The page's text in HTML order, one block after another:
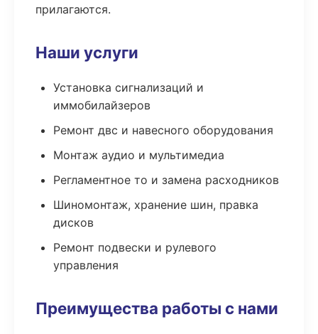
прилагаются.
Наши услуги
Установка сигнализаций и
иммобилайзеров
Ремонт двс и навесного оборудования
Монтаж аудио и мультимедиа
Регламентное то и замена расходников
Шиномонтаж, хранение шин, правка
дисков
Ремонт подвески и рулевого
управления
Преимущества работы с нами